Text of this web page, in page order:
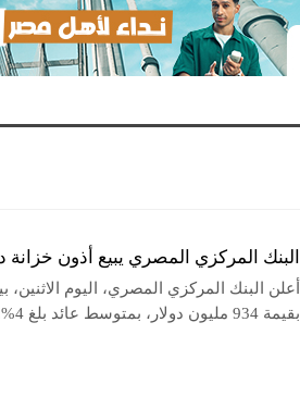
البنك المركزي المصري يبيع أذون خزانة دولارية
أعلن البنك المركزي المصري، اليوم الاثنين،
بقيمة 934 مليون دولار، بمتوسط عائد بلغ 4%.